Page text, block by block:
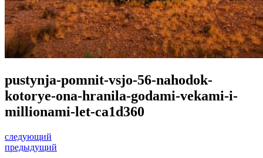
pustynja-pomnit-vsjo-56-nahodok-
kotorye-ona-hranila-godami-vekami-i-
millionami-let-ca1d360
следующий
предыдущий